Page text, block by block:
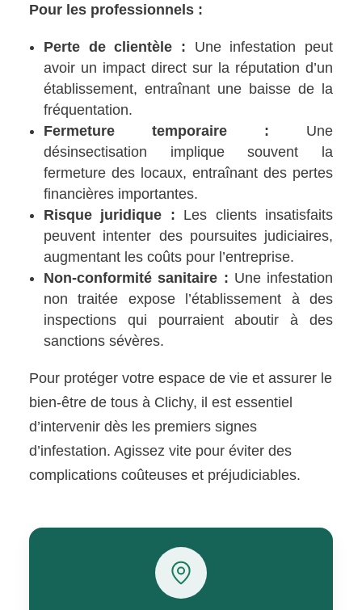
Pour les professionnels :
Perte de clientèle : Une infestation peut
avoir un impact direct sur la réputation d’un
établissement, entraînant une baisse de la
fréquentation.
Fermeture temporaire : Une
désinsectisation implique souvent la
fermeture des locaux, entraînant des pertes
financières importantes.
Risque juridique : Les clients insatisfaits
peuvent intenter des poursuites judiciaires,
augmentant les coûts pour l’entreprise.
Non-conformité sanitaire : Une infestation
non traitée expose l’établissement à des
inspections qui pourraient aboutir à des
sanctions sévères.
Pour protéger votre espace de vie et assurer le
bien-être de tous à Clichy, il est essentiel
d’intervenir dès les premiers signes
d’infestation. Agissez vite pour éviter des
complications coûteuses et préjudiciables.